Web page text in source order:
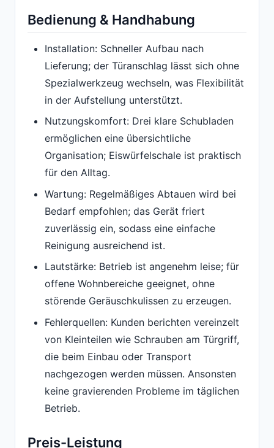
Bedienung & Handhabung
Installation: Schneller Aufbau nach
Lieferung; der Türanschlag lässt sich ohne
Spezialwerkzeug wechseln, was Flexibilität
in der Aufstellung unterstützt.
Nutzungskomfort: Drei klare Schubladen
ermöglichen eine übersichtliche
Organisation; Eiswürfelschale ist praktisch
für den Alltag.
Wartung: Regelmäßiges Abtauen wird bei
Bedarf empfohlen; das Gerät friert
zuverlässig ein, sodass eine einfache
Reinigung ausreichend ist.
Lautstärke: Betrieb ist angenehm leise; für
offene Wohnbereiche geeignet, ohne
störende Geräuschkulissen zu erzeugen.
Fehlerquellen: Kunden berichten vereinzelt
von Kleinteilen wie Schrauben am Türgriff,
die beim Einbau oder Transport
nachgezogen werden müssen. Ansonsten
keine gravierenden Probleme im täglichen
Betrieb.
Preis-Leistung